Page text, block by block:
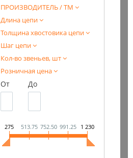
ПРОИЗВОДИТЕЛЬ / ТМ
Длина цепи
Толщина хвостовика цепи
Шаг цепи
Кол-во звеньев, шт
Розничная цена
От До
275 513.75 752.50 991.25 1 230